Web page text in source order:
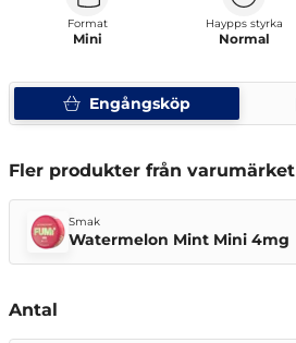
Engångsköp
Format
Mini
Haypps styrka
Normal
Fler produkter från varumärket
Smak
Watermelon Mint Mini 4mg
Antal